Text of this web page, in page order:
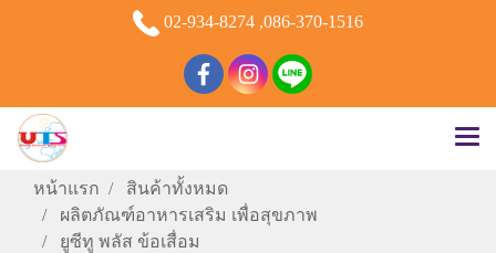
02-934-8274 ,086-370-1516
หน้าแรก
สินค้าทั้งหมด
ผลิตภัณฑ์อาหารเสริม เพื่อสุขภาพ
ยูซีทู พลัส ข้อเสื่อม